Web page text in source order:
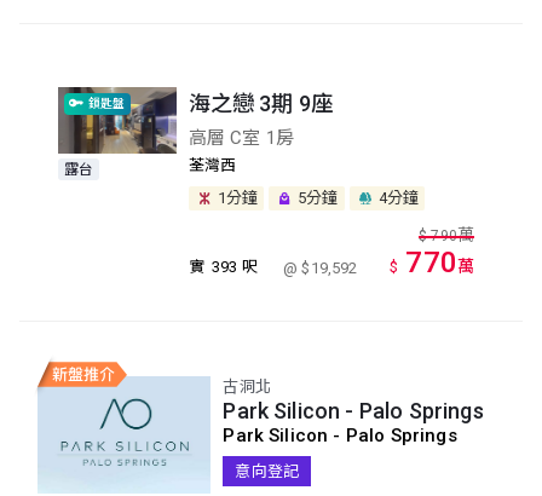
鎖匙盤
露台
海之戀 3期 9座
高層 C室 1房
荃灣西
1分鐘
5分鐘 4分鐘
實 393 呎 @ $19,592
$ 790萬
$ 770萬
古洞北
Park Silicon - Palo Springs
Park Silicon - Palo Springs
意向登記